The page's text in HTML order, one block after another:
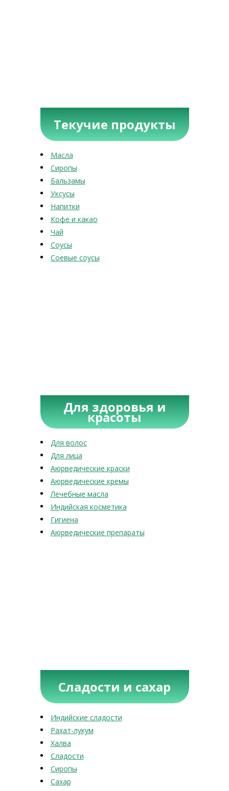
Текучие продукты
Масла
Сиропы
Бальзамы
Уксусы
Напитки
Кофе и какао
Чай
Соусы
Соевые соусы
Для здоровья и
красоты
Для волос
Для лица
Аюрведические краски
Аюрведические кремы
Лечебные масла
Индийская косметика
Гигиена
Аюрведические препараты
Сладости и сахар
Индийские сладости
Рахат-лукум
Халва
Сладости
Сиропы
Сахар